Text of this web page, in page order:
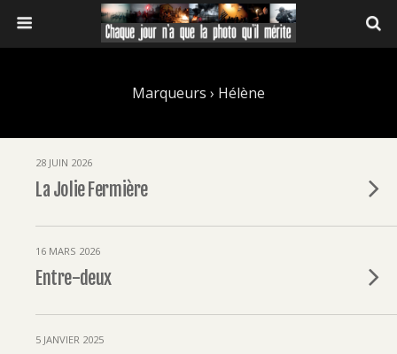
Marqueurs › Hélène
28 JUIN 2026
La Jolie Fermière
16 MARS 2026
Entre-deux
5 JANVIER 2025